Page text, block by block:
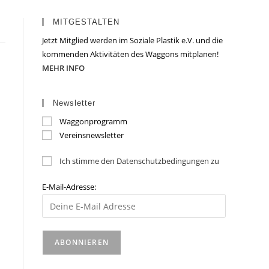
MITGESTALTEN
Jetzt Mitglied werden im Soziale Plastik e.V. und die
kommenden Aktivitäten des Waggons mitplanen!
MEHR INFO
Newsletter
Waggonprogramm
Vereinsnewsletter
Ich stimme den Datenschutzbedingungen zu
E-Mail-Adresse: